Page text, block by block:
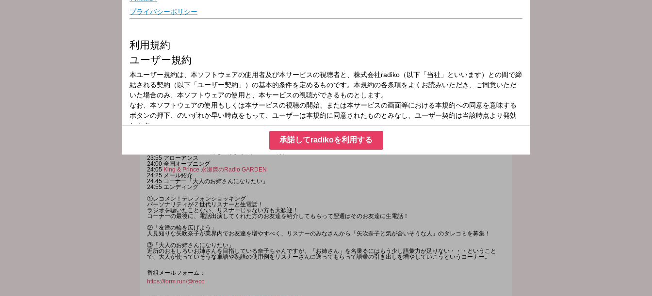
水曜リスナー＝ご近所さんである皆さんの
「直接本人には言えないけど、相手に伝えたいメッセージ」を短めに送ってください！
メールの宛先は→
感想やリアクションなど、
Xで＃レコメン をつけてどしどし呟いてくださいね！
是非お聴きください！
番組HP ⇒「レコメン！
」
番組X（旧Twitter）⇒「
@reco_wednesday」「@reco_oshirase」
ハッシュタグ⇒「#レコメン」
番組LINE⇒「
@reco_916」
＜水曜日＞
22:00 OP～
22:20 フリートーク
23:55 アローアンス
24:00 全国オープニング
24:05 King & Prince 永瀬廉のRadio GARDEN
24:25 メール紹介
24:45 コーナー「大人のお姉さんになりたい」
24:55 エンディング
①レコメン！テレフォンショッキング
パーソナリティがＺ世代リスナーと生電話！
ラジオを聴いたことない、リスナーじゃない方も大歓迎！
コーナーの最後に、電話出演してくれた方のお友達を紹介してもらって翌週はそのお友達に生電話！
②「友達の輪を広げよう」
人見知りな矢吹奈子が業界内でお友達を増やすべく、リスナーのみなさんから「矢吹奈子と気が合いそうな人」のタレコミを募集！
③「大人のお姉さんになりたい」
近所のおもしろいお姉さんを目指している奈子ちゃんですが、「お姉さん」を名乗るにはもう少し語彙力が足りない・・・ということ
で、大人が使っていそうな単語や熟語の使用例をリスナーさんに送ってもらって語彙の引き出しを増やしていこうというコーナー。
番組メールフォーム：
https://form.run/@reco
承諾してradikoを利用する